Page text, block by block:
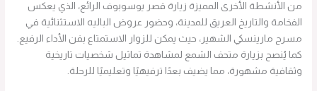
من الأنشطة الأخرى المميزة زيارة قصر يوسوبوف الرائع، الذي يعكس
الفخامة والتاريخ العريق للمدينة، وحضور عروض الباليه الاستثنائية في
مسرح مارينسكي الشهير، حيث يمكن للزوار الاستمتاع بفن الأداء الرفيع.
كما يُنصح بزيارة متحف الشمع لمشاهدة تماثيل شخصيات تاريخية
وثقافية مشهورة، مما يضيف بعدًا ترفيهيًا وتعليميًا للرحلة.